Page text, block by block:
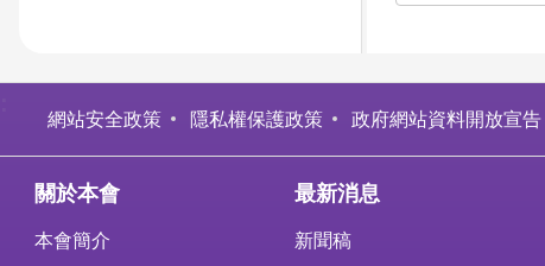
網站安全政策 隱私權保護政策 政府網站資料開放宣告
關於本會
本會簡介
最新消息
新聞稿